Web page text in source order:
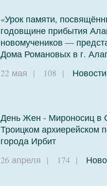
«Урок памяти,
годовщине прибытия
новомучеников —
Дома Романовых в г.
22 мая | 108 | Новости
День Жен - Мироносиц в
Троицком архиерейском
города Ирбит
26 апреля | 174 |